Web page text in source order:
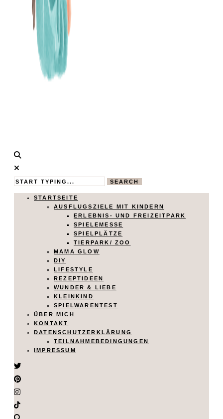
Calistas
Traum
MAMABLOG
SEARCH
STARTSEITE
AUSFLUGSZIELE MIT KINDERN
ERLEBNIS- UND FREIZEITPARK
SPIELEMESSE
SPIELPLÄTZE
TIERPARK/ ZOO
MAMA GLOW
DIY
LIFESTYLE
REZEPTIDEEN
WUNDER & LIEBE
KLEINKIND
SPIELWARENTEST
ÜBER MICH
KONTAKT
DATENSCHUTZERKLÄRUNG
TEILNAHMEBEDINGUNGEN
IMPRESSUM